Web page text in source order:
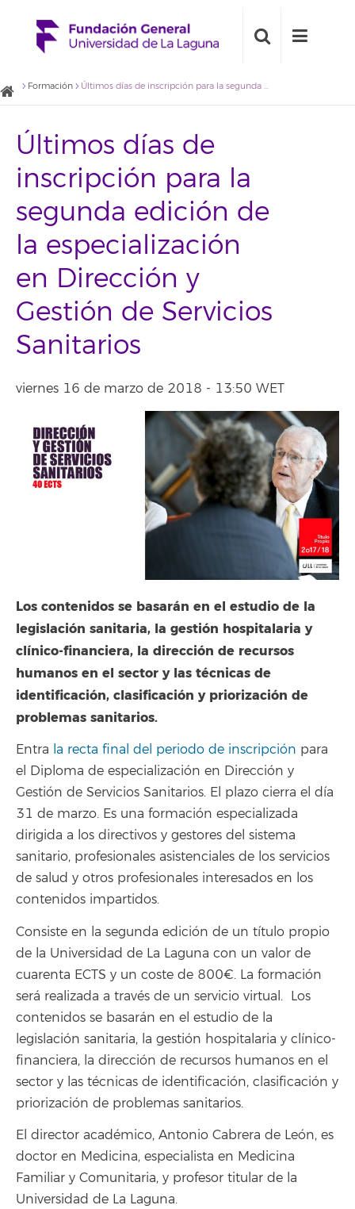
Formación Últimos días de inscripción para la segunda edición de la especialización en Dirección y Gestión de Servicios Sanitarios
Últimos días de
inscripción para la
segunda edición de
la especialización
en Dirección y
Gestión de Servicios
Sanitarios
viernes 16 de marzo de 2018 - 13:50 WET
Los contenidos se basarán en el estudio de la
legislación sanitaria, la gestión hospitalaria y
clínico-financiera, la dirección de recursos
humanos en el sector y las técnicas de
identificación, clasificación y priorización de
problemas sanitarios.
Entra la recta final del periodo de inscripción para
el Diploma de especialización en Dirección y
Gestión de Servicios Sanitarios. El plazo cierra el día
31 de marzo. Es una formación especializada
dirigida a los directivos y gestores del sistema
sanitario, profesionales asistenciales de los servicios
de salud y otros profesionales interesados en los
contenidos impartidos.
Consiste en la segunda edición de un título propio
de la Universidad de La Laguna con un valor de
cuarenta ECTS y un coste de 800€. La formación
será realizada a través de un servicio virtual. Los
contenidos se basarán en el estudio de la
legislación sanitaria, la gestión hospitalaria y clínico-
financiera, la dirección de recursos humanos en el
sector y las técnicas de identificación, clasificación y
priorización de problemas sanitarios.
El director académico, Antonio Cabrera de León, es
doctor en Medicina, especialista en Medicina
Familiar y Comunitaria, y profesor titular de la
Universidad de La Laguna.